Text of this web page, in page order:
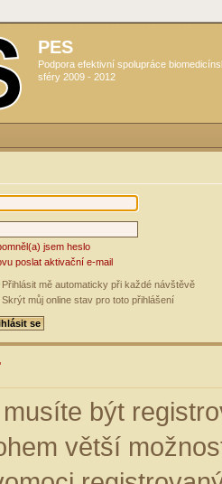
PES
Podpora efektivní spolupráce
sféry 2009 - 2012
jsem heslo
poslat aktivační e-mail
Přihlásit mě automaticky při každé návštěvě
Skrýt můj online stav pro toto přihlášení
být
větší